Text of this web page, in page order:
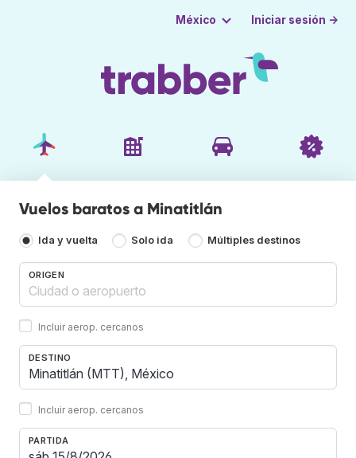
México Iniciar sesión →
Vuelos baratos a Minatitlán
Ida y vuelta Solo ida Múltiples destinos
ORIGEN
Incluir aerop. cercanos
DESTINO
Incluir aerop. cercanos
PARTIDA